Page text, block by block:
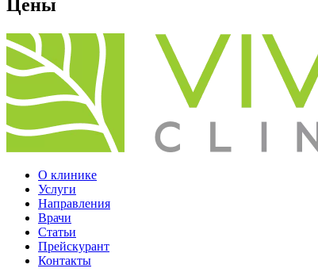
Цены
О клинике
Услуги
Направления
Врачи
Статьи
Прейскурант
Контакты